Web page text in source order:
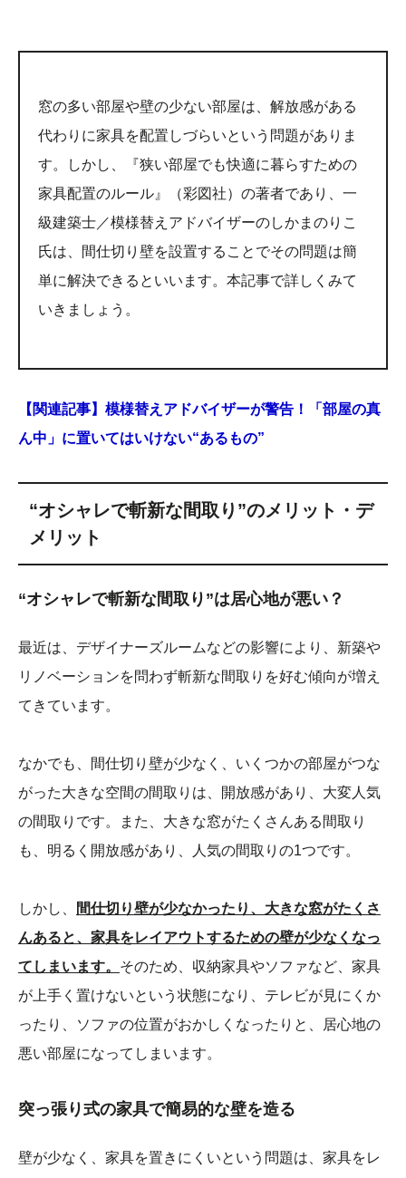
窓の多い部屋や壁の少ない部屋は、解放感がある
代わりに家具を配置しづらいという問題がありま
す。しかし、『狭い部屋でも快適に暮らすための
家具配置のルール』（彩図社）の著者であり、一
級建築士／模様替えアドバイザーのしかまのりこ
氏は、間仕切り壁を設置することでその問題は簡
単に解決できるといいます。本記事で詳しくみて
いきましょう。
【関連記事】模様替えアドバイザーが警告！「部屋の真
ん中」に置いてはいけない“あるもの”
“オシャレで斬新な間取り”のメリット・デ
メリット
“オシャレで斬新な間取り”は居心地が悪い？
最近は、デザイナーズルームなどの影響により、新築や
リノベーションを問わず斬新な間取りを好む傾向が増え
てきています。
なかでも、間仕切り壁が少なく、いくつかの部屋がつな
がった大きな空間の間取りは、開放感があり、大変人気
の間取りです。また、大きな窓がたくさんある間取り
も、明るく開放感があり、人気の間取りの1つです。
しかし、
間仕切り壁が少なかったり、大きな窓がたくさ
んあると、家具をレイアウトするための壁が少なくなっ
てしまいます。 そのため、収納家具やソファなど、家具
が上手く置けないという状態になり、テレビが見にくか
ったり、ソファの位置がおかしくなったりと、居心地の
悪い部屋になってしまいます。
突っ張り式の家具で簡易的な壁を造る
壁が少なく、家具を置きにくいという問題は、家具をレ